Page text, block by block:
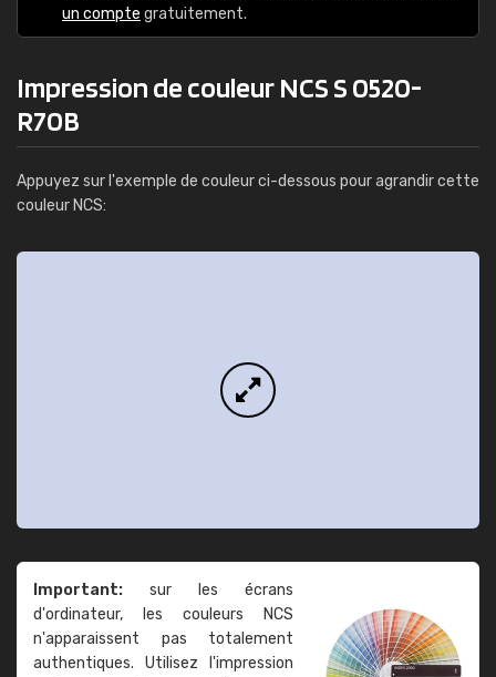
un compte gratuitement.
Impression de couleur NCS S 0520-
R70B
Appuyez sur l'exemple de couleur ci-dessous pour agrandir cette
couleur NCS:
Important: sur les écrans
d'ordinateur, les couleurs NCS
n'apparaissent pas totalement
authentiques. Utilisez l'impression